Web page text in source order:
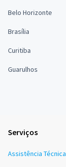
Belo Horizonte
Brasília
Curitiba
Guarulhos
Serviços
Assistência Técnica